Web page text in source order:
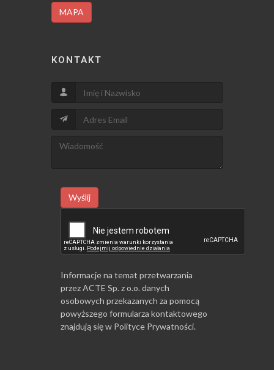
MAPA
KONTAKT
Wyślij
Informacje na temat przetwarzania
przez ACTE Sp. z o.o. danych
osobowych przekazanych za pomocą
powyższego formularza kontaktowego
znajdują się w Polityce Prywatności.